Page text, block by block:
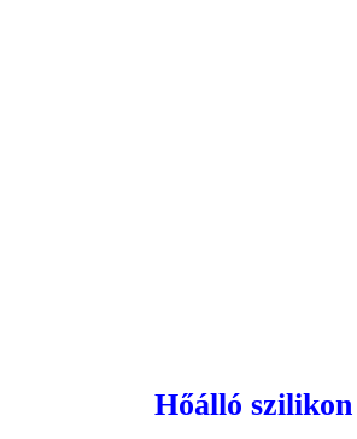
Hőálló